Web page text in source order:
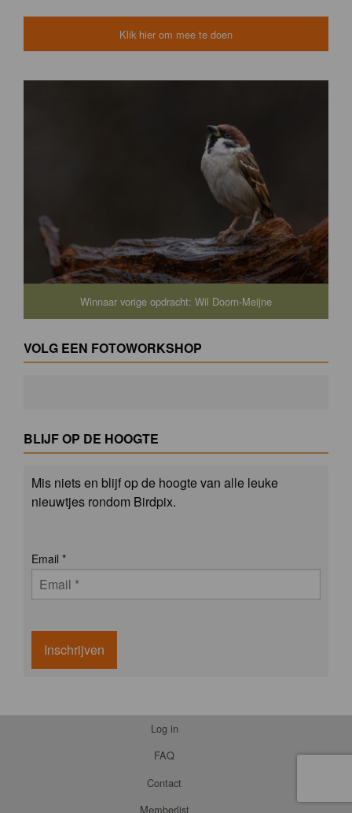
Klik hier om mee te doen
Winnaar vorige opdracht: Wil Doorn-Meijne
VOLG EEN FOTOWORKSHOP
BLIJF OP DE HOOGTE
Mis niets en blijf op de hoogte van alle leuke
nieuwtjes rondom Birdpix.
Email *
Inschrijven
Log in
FAQ
Contact
Memberlist